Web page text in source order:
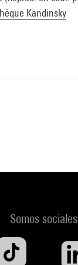
Kandinsky
Somos sociales